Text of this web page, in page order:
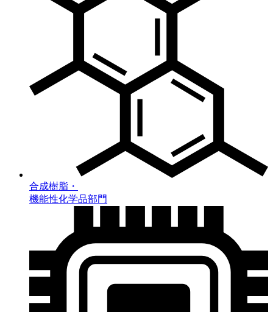
合成樹脂・
機能性化学品部門